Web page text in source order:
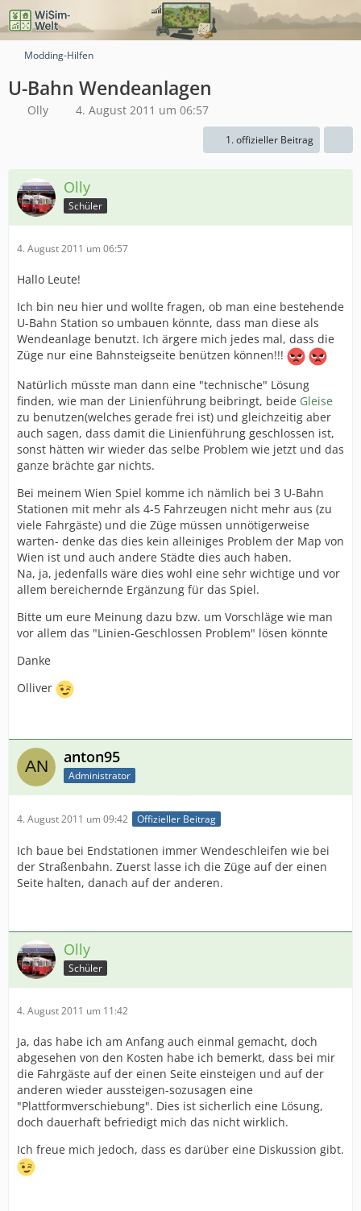
Modding-Hilfen
U-Bahn Wendeanlagen
Olly 4. August 2011 um 06:57
1. offizieller Beitrag
Olly
Schüler
4. August 2011 um 06:57
Hallo Leute!
Ich bin neu hier und wollte fragen, ob man eine bestehende
U-Bahn Station so umbauen könnte, dass man diese als
Wendeanlage benutzt. Ich ärgere mich jedes mal, dass die
Züge nur eine Bahnsteigseite benützen können!!!
Natürlich müsste man dann eine "technische" Lösung
finden, wie man der Linienführung beibringt, beide Gleise
zu benutzen(welches gerade frei ist) und gleichzeitig aber
auch sagen, dass damit die Linienführung geschlossen ist,
sonst hätten wir wieder das selbe Problem wie jetzt und das
ganze brächte gar nichts.
Bei meinem Wien Spiel komme ich nämlich bei 3 U-Bahn
Stationen mit mehr als 4-5 Fahrzeugen nicht mehr aus (zu
viele Fahrgäste) und die Züge müssen unnötigerweise
warten- denke das dies kein alleiniges Problem der Map von
Wien ist und auch andere Städte dies auch haben.
Na, ja, jedenfalls wäre dies wohl eine sehr wichtige und vor
allem bereichernde Ergänzung für das Spiel.
Bitte um eure Meinung dazu bzw. um Vorschläge wie man
vor allem das "Linien-Geschlossen Problem" lösen könnte
Danke
Olliver
anton95
Administrator
4. August 2011 um 09:42 Offizieller Beitrag
Ich baue bei Endstationen immer Wendeschleifen wie bei
der Straßenbahn. Zuerst lasse ich die Züge auf der einen
Seite halten, danach auf der anderen.
Olly
Schüler
4. August 2011 um 11:42
Ja, das habe ich am Anfang auch einmal gemacht, doch
abgesehen von den Kosten habe ich bemerkt, dass bei mir
die Fahrgäste auf der einen Seite einsteigen und auf der
anderen wieder aussteigen-sozusagen eine
"Plattformverschiebung". Dies ist sicherlich eine Lösung,
doch dauerhaft befriedigt mich das nicht wirklich.
Ich freue mich jedoch, dass es darüber eine Diskussion gibt.